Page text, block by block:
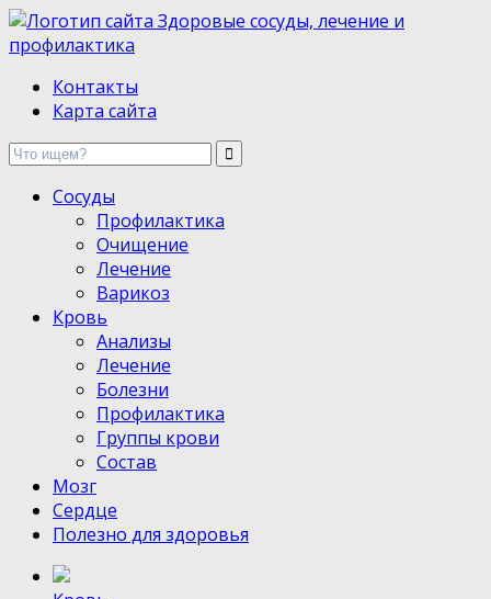
Здоровые сосуды, лечение и профилактика
Контакты
Карта сайта
Сосуды
Профилактика
Очищение
Лечение
Варикоз
Кровь
Анализы
Лечение
Болезни
Профилактика
Группы крови
Состав
Мозг
Сердце
Полезно для здоровья